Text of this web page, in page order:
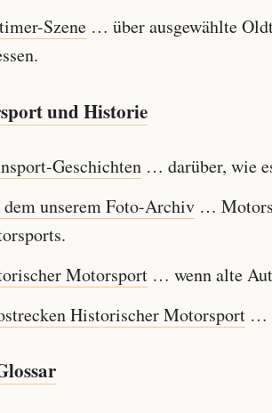
Szene… über ausgewählte
und Historie
Geschichten… darüber, wie
dem unserem Foto-Archiv…
Motorsport… wenn alte
Historischer Motorsport…